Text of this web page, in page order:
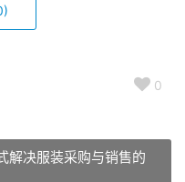
0
解决服装采购与销售的